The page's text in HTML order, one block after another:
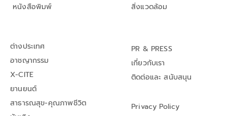
หนังสือพิมพ์
สิ่งแวดล้อม
ต่างประเทศ
อาชญากรรม
X-CITE
ยานยนต์
สาธารณสุข-คุณภาพชีวิต
PR & PRESS
เกี่ยวกับเรา
ติดต่อและ สนับสนุน
Privacy Policy